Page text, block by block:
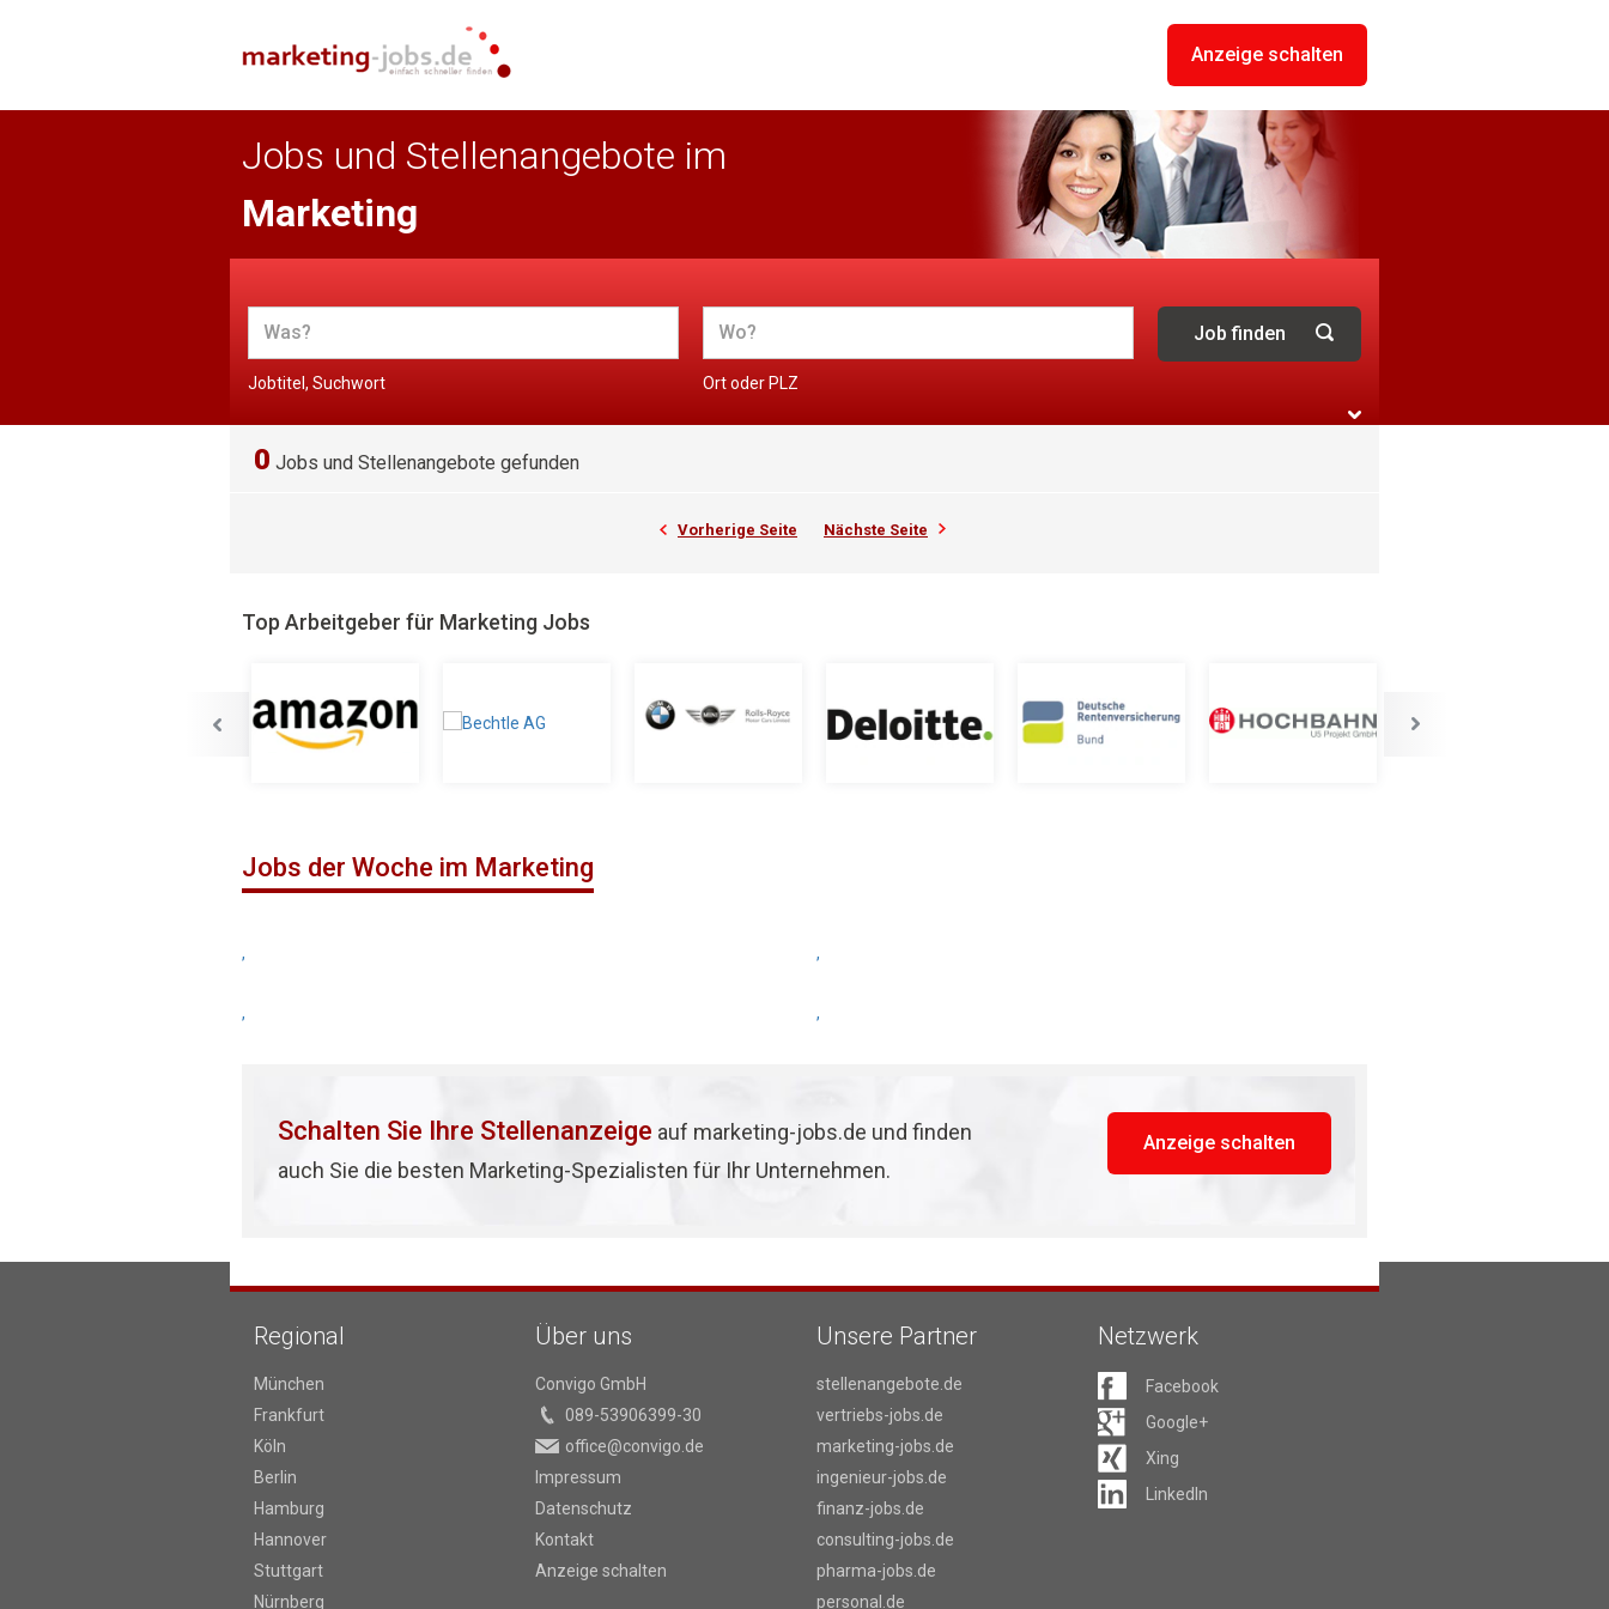
Anzeige schalten
Jobs und Stellenangebote im
Marketing
Jobtitel, Suchwort Ort oder PLZ
0 Jobs und Stellenangebote gefunden
Vorherige Seite Nächste Seite
Top Arbeitgeber für Marketing Jobs
Jobs der Woche im Marketing
, ,
, ,
Schalten Sie Ihre Stellenanzeige auf marketing-jobs.de und finden
auch Sie die besten Marketing-Spezialisten für Ihr Unternehmen.
Anzeige schalten
Regional
München
Frankfurt
Köln
Berlin
Hamburg
Hannover
Stuttgart
Nürnberg
Über uns
Convigo GmbH
089-53906399-30
office@convigo.de
Impressum
Datenschutz
Kontakt
Anzeige schalten
Unsere Partner
stellenangebote.de
vertriebs-jobs.de
marketing-jobs.de
ingenieur-jobs.de
finanz-jobs.de
consulting-jobs.de
pharma-jobs.de
personal.de
Netzwerk
Facebook
Google+
Xing
LinkedIn